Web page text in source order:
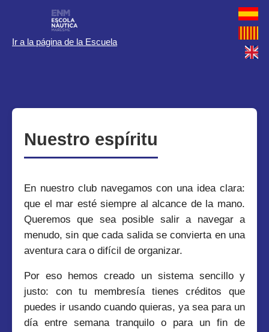
Ir a la página de la Escuela
Nuestro espíritu
En nuestro club navegamos con una idea clara:
que el mar esté siempre al alcance de la mano.
Queremos que sea posible salir a navegar a
menudo, sin que cada salida se convierta en una
aventura cara o difícil de organizar.
Por eso hemos creado un sistema sencillo y
justo: con tu membresía tienes créditos que
puedes ir usando cuando quieras, ya sea para un
día entre semana tranquilo o para un fin de